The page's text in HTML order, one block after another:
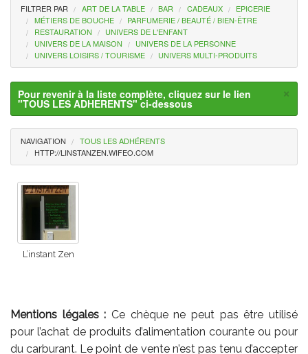
FILTRER PAR ART DE LA TABLE BAR CADEAUX
EPICERIE
MÉTIERS DE BOUCHE
PARFUMERIE / BEAUTÉ / BIEN-ÊTRE
RESTAURATION
UNIVERS DE L'ENFANT
UNIVERS DE LA MAISON
UNIVERS DE LA PERSONNE
UNIVERS LOISIRS / TOURISME
UNIVERS MULTI-PRODUITS
Pour revenir à la liste complète, cliquez sur le lien
"TOUS LES ADHERENTS" ci-dessous
×
NAVIGATION
TOUS LES ADHÉRENTS
HTTP://LINSTANZEN.WIFEO.COM
L’instant Zen
Mentions légales : Ce chèque ne peut pas être utilisé
pour l’achat de produits d’alimentation courante ou pour
du carburant. Le point de vente n’est pas tenu d’accepter